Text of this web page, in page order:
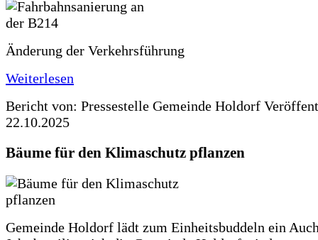
Änderung der Verkehrsführung
Weiterlesen
Bericht von: Pressestelle Gemeinde Holdorf
22.10.2025
Bäume für den Klimaschutz pflanzen
Gemeinde Holdorf lädt zum Einheitsbuddeln ein